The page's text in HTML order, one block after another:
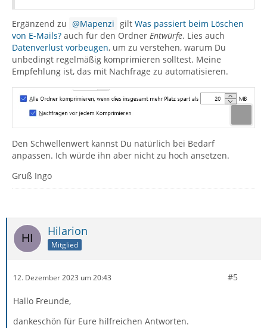
Ergänzend zu Mapenzi gilt Was passiert beim Löschen
von E-Mails? auch für den Ordner Entwürfe. Lies auch
Datenverlust vorbeugen, um zu verstehen, warum Du
unbedingt regelmäßig komprimieren solltest. Meine
Empfehlung ist, das mit Nachfrage zu automatisieren.
Den Schwellenwert kannst Du natürlich bei Bedarf
anpassen. Ich würde ihn aber nicht zu hoch ansetzen.
Gruß Ingo
Hilarion
Mitglied
12. Dezember 2023 um 20:43 #5
Hallo Freunde,
dankeschön für Eure hilfreichen Antworten.